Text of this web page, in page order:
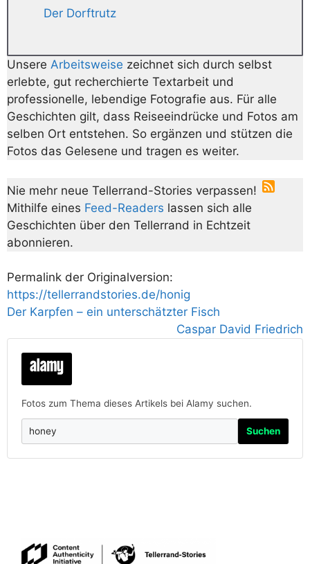
Der Dorftrutz
Unsere Arbeitsweise zeichnet sich durch selbst
erlebte, gut recherchierte Textarbeit und
professionelle, lebendige Fotografie aus. Für alle
Geschichten gilt, dass Reiseeindrücke und Fotos am
selben Ort entstehen. So ergänzen und stützen die
Fotos das Gelesene und tragen es weiter.
Nie mehr neue Tellerrand-Stories verpassen!
Mithilfe eines Feed-Readers lassen sich alle
Geschichten über den Tellerrand in Echtzeit
abonnieren.
Permalink der Originalversion:
https://tellerrandstories.de/honig
Der Karpfen – ein unterschätzter Fisch
Caspar David Friedrich
Fotos zum Thema dieses Artikels bei Alamy suchen.
Suchen